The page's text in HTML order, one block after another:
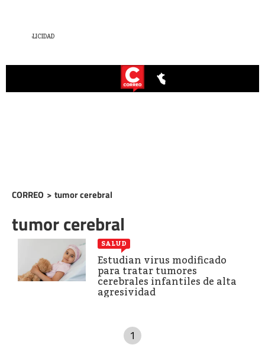
CORREO > tumor cerebral
tumor cerebral
SALUD
Estudian virus modificado
para tratar tumores
cerebrales infantiles de alta
agresividad
1